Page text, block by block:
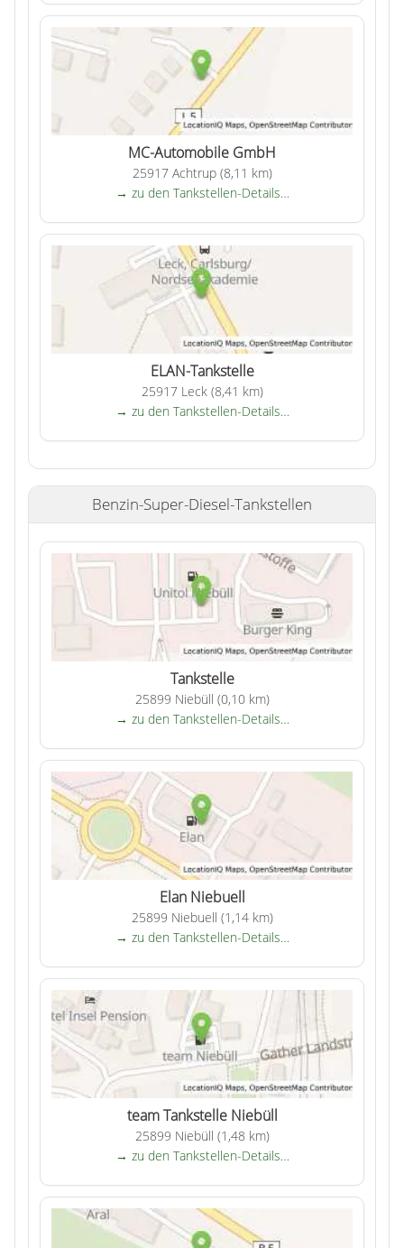
MC-Automobile GmbH
25917 Achtrup (8,11 km)
→ zu den Tankstellen-Details…
ELAN-Tankstelle
25917 Leck (8,41 km)
→ zu den Tankstellen-Details…
Benzin-Super-Diesel-Tankstellen
Tankstelle
25899 Niebüll (0,10 km)
→ zu den Tankstellen-Details…
Elan Niebuell
25899 Niebuell (1,14 km)
→ zu den Tankstellen-Details…
team Tankstelle Niebüll
25899 Niebüll (1,48 km)
→ zu den Tankstellen-Details…